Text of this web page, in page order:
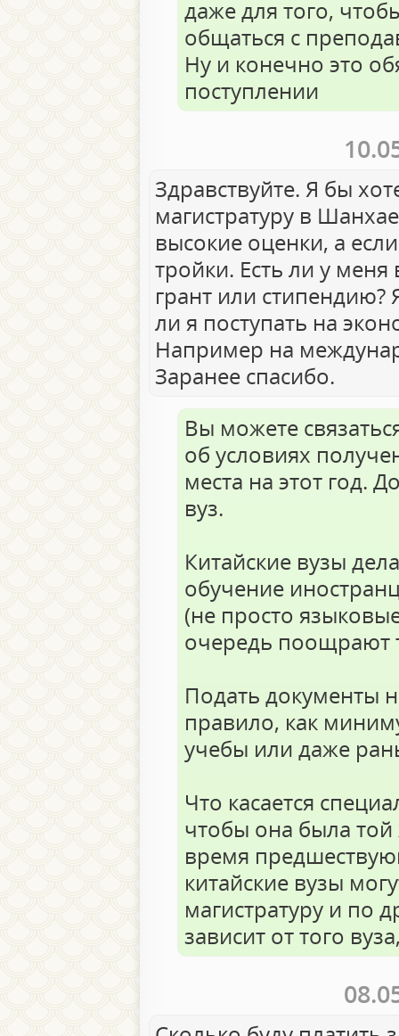
даже для того,
общаться с
Ну и конечно это
поступлении
Здравствуйте. Я бы
магистратуру в
высокие оценки, а
тройки. Есть ли у
грант или
ли я поступать на
Например на
Заранее спасибо.
Вы можете
об условиях
места на этот год.
вуз.
Китайские вузы
обучение
(не просто
очередь поощрают
Подать документы
правило, как
учебы или даже
Что касается
чтобы она была
время
китайские вузы
магистратуру и по
зависит от того